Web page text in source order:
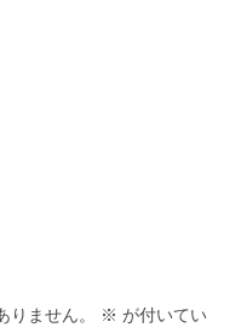
りません。 ※ が付いてい